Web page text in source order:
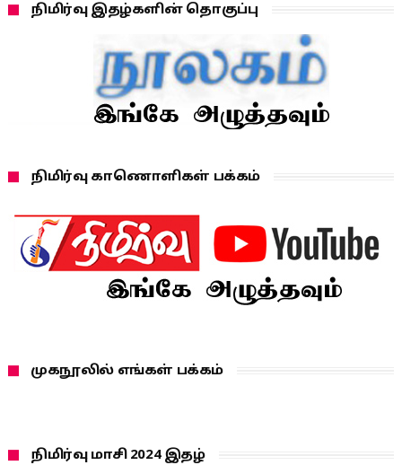
நிமிர்வு இதழ்களின் தொகுப்பு
நிமிர்வு காணொளிகள் பக்கம்
முகநூலில் எங்கள் பக்கம்
நிமிர்வு மாசி 2024 இதழ்